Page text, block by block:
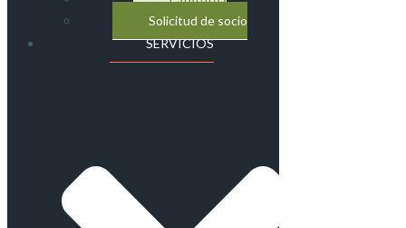
Solicitud de socio
SERVICIOS